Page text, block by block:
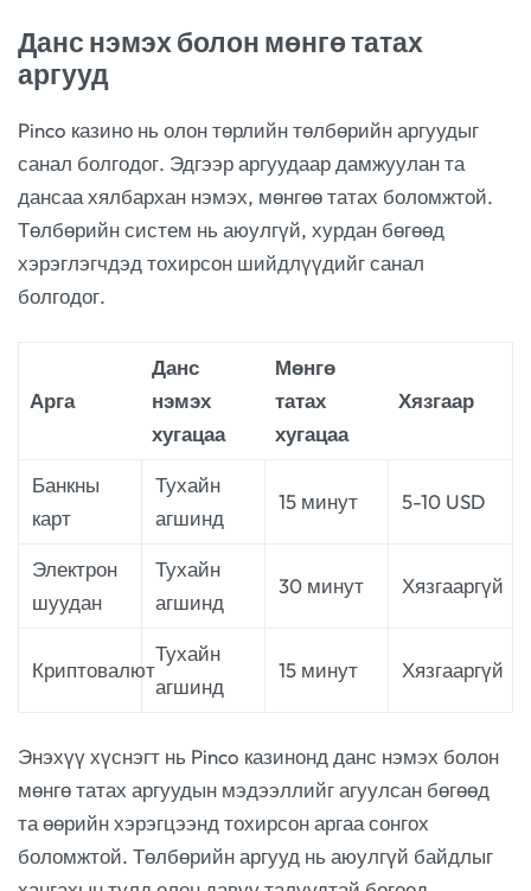
Данс нэмэх болон мөнгө татах
аргууд
Pinco казино нь олон төрлийн төлбөрийн аргуудыг
санал болгодог. Эдгээр аргуудаар дамжуулан та
дансаа хялбархан нэмэх, мөнгөө татах боломжтой.
Төлбөрийн систем нь аюулгүй, хурдан бөгөөд
хэрэглэгчдэд тохирсон шийдлүүдийг санал
болгодог.
Арга
Данс
нэмэх
хугацаа
Мөнгө
татах
хугацаа
Хязгаар
Банкны
карт
Тухайн
агшинд
15 минут 5-10 USD
Электрон
шуудан
Тухайн
агшинд
30 минут Хязгааргүй
Криптовалют
Тухайн
агшинд
15 минут Хязгааргүй
Энэхүү хүснэгт нь Pinco казинонд данс нэмэх болон
мөнгө татах аргуудын мэдээллийг агуулсан бөгөөд
та өөрийн хэрэгцээнд тохирсон аргаа сонгох
боломжтой. Төлбөрийн аргууд нь аюулгүй байдлыг